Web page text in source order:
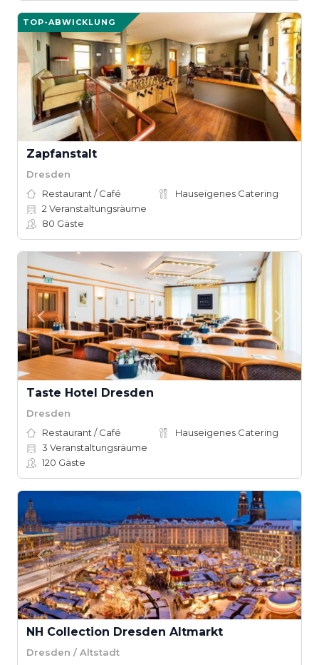
TOP-ABWICKLUNG
Zapfanstalt
Dresden
Restaurant / Café
Hauseigenes Catering
2 Veranstaltungsräume
80 Gäste
Taste Hotel Dresden
Dresden
Restaurant / Café
Hauseigenes Catering
3 Veranstaltungsräume
120 Gäste
NH Collection Dresden Altmarkt
Dresden / Altstadt